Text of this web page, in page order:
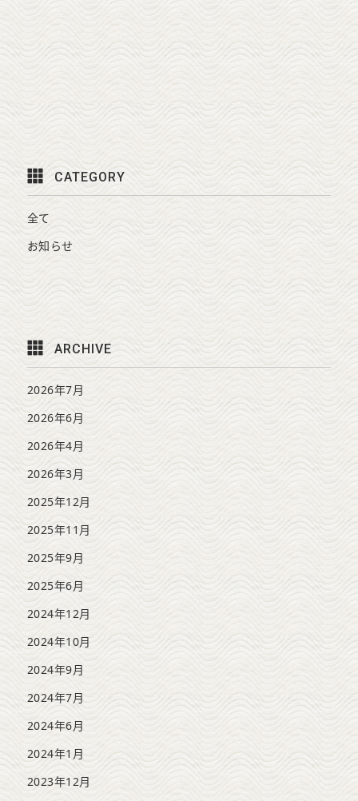
CATEGORY
全て
お知らせ
ARCHIVE
2026年7月
2026年6月
2026年4月
2026年3月
2025年12月
2025年11月
2025年9月
2025年6月
2024年12月
2024年10月
2024年9月
2024年7月
2024年6月
2024年1月
2023年12月